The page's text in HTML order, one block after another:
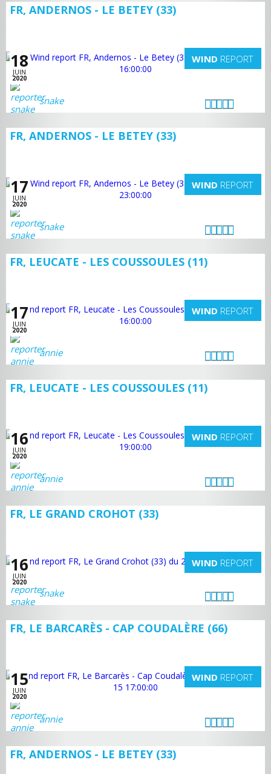
FR, ANDERNOS - LE BETEY (33)
18
JUIN
2020
WIND REPORT
snake
FR, ANDERNOS - LE BETEY (33)
17
JUIN
2020
WIND REPORT
snake
FR, LEUCATE - LES COUSSOULES (11)
17
JUIN
2020
WIND REPORT
annie
FR, LEUCATE - LES COUSSOULES (11)
16
JUIN
2020
WIND REPORT
annie
FR, LE GRAND CROHOT (33)
16
JUIN
2020
WIND REPORT
snake
FR, LE BARCARÈS - CAP COUDALÈRE (66)
15
JUIN
2020
WIND REPORT
annie
FR, ANDERNOS - LE BETEY (33)